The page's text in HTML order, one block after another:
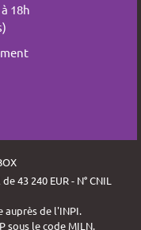
18h
43 240 EUR - N° CNIL
auprès de l'INPI.
sous le code MILN.